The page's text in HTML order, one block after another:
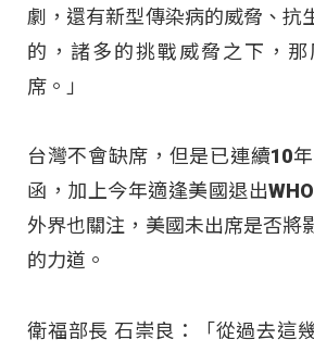
劇，還有新型傳染病的威脅、抗
的，諸多的挑戰威脅之下，
席。」
台灣不會缺席，但是已連續10
函，加上今年適逢美國退出
外界也關注，美國未出席是否將
的力道。
衛福部長 石崇良：「從過去這